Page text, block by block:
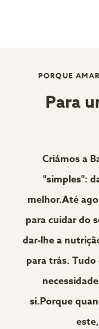
PORQUE
Para
Criámos a
"simples":
melhor.Até
para cuidar do
dar-lhe a
para trás.
si.Porque